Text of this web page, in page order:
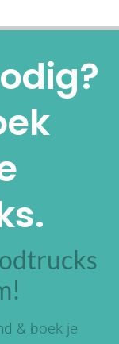
& boek je